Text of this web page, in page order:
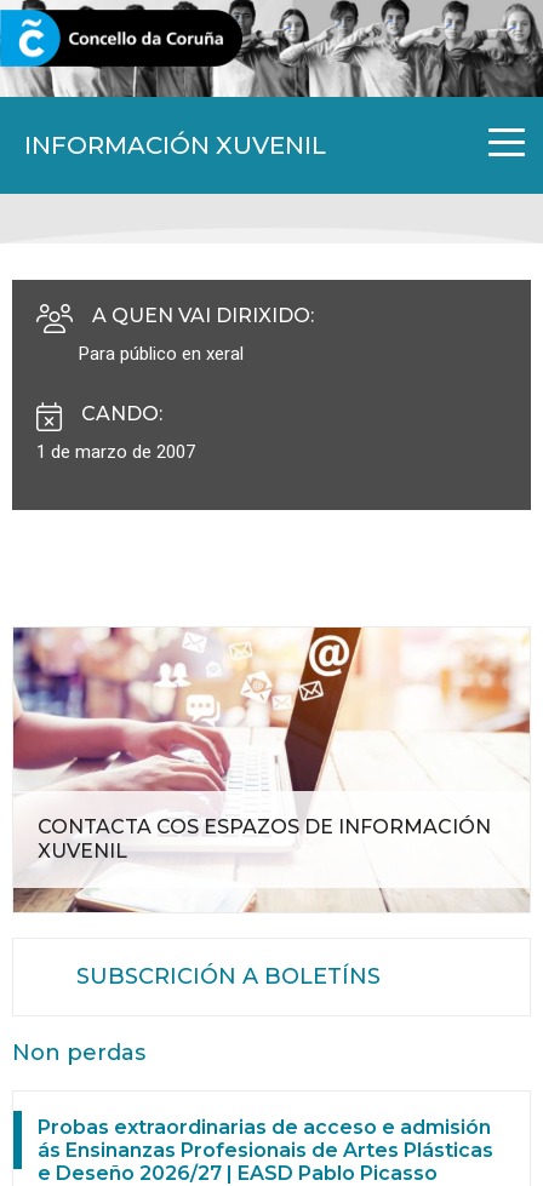
INFORMACIÓN XUVENIL
CORUNA.GAL
A QUEN VAI DIRIXIDO:
Para público en xeral
CANDO:
1 de marzo de 2007
CONTACTA COS ESPAZOS DE INFORMACIÓN
XUVENIL
SUBSCRICIÓN A BOLETÍNS
Non perdas
Probas extraordinarias de acceso e admisión
ás Ensinanzas Profesionais de Artes Plásticas
e Deseño 2026/27 | EASD Pablo Picasso